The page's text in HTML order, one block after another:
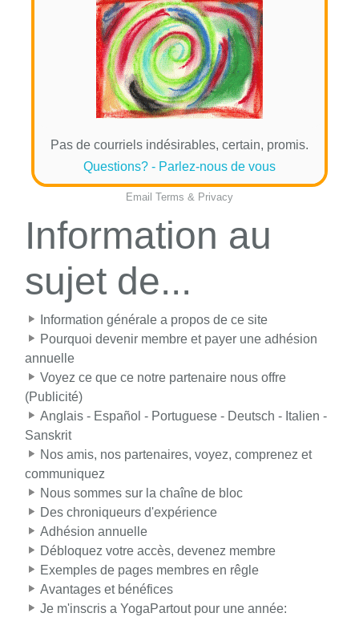
Pas de courriels indésirables, certain, promis.
Questions? - Parlez-nous de vous
Email Terms & Privacy
Information au
sujet de...
Information générale a propos de ce site
Pourquoi devenir membre et payer une adhésion
annuelle
Voyez ce que ce notre partenaire nous offre
(Publicité)
Anglais - Español - Portuguese - Deutsch - Italien -
Sanskrit
Nos amis, nos partenaires, voyez, comprenez et
communiquez
Nous sommes sur la chaîne de bloc
Des chroniqueurs d'expérience
Adhésion annuelle
Débloquez votre accès, devenez membre
Exemples de pages membres en rêgle
Avantages et bénéfices
Je m'inscris a YogaPartout pour une année: